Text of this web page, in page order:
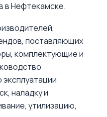
в Нефтекамске.
поставляющих
комплектующие и
эксплуатации
наладку и
утилизацию,